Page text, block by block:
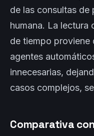
de las consultas de
humana. La lectura
de tiempo proviene
agentes
innecesarias,
casos complejos,
Comparativa